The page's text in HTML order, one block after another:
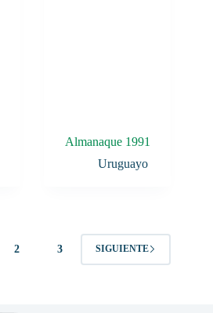
Almanaque 1991
Uruguayo
2 3 SIGUIENTE